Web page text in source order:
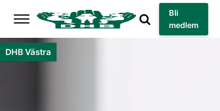
Bli
medlem
DHB Västra